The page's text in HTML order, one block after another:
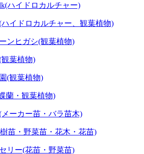
ハイドロカルチャー)
イドロカルチャー、観葉植物)
ンヒガシ(観葉植物)
葉植物)
(観葉植物)
蘭・観葉植物)
ーカー苗・バラ苗木)
苗・野菜苗・花木・花苗)
リー(花苗・野菜苗)